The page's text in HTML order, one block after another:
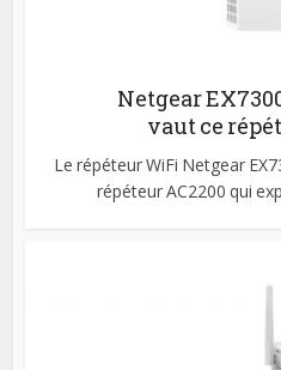
Netgear
vaut ce
Le répéteur WiFi Netgear
répéteur AC2200 qui